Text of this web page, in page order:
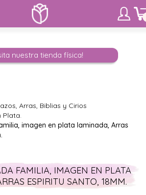
nuestra tienda física!
Arras, Biblias y Cirios
Plata.
imagen en plata laminada, Arras
FAMILIA, IMAGEN EN PLATA
ESPIRITU SANTO, 18MM.